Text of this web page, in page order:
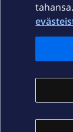
Ajankohtaista
Elisa Oyj
In English
tahansa.